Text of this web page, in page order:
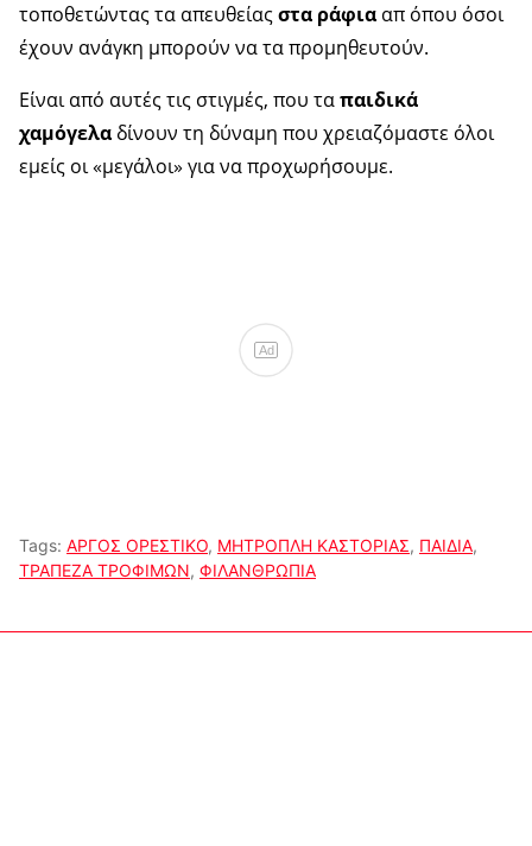
τοποθετώντας τα απευθείαςστα ράφια απ όπου όσοι
έχουν ανάγκη μπορούν να τα προμηθευτούν.
Είναι από αυτές τις στιγμές, που ταπαιδικά
χαμόγελα δίνουν τη δύναμη που χρειαζόμαστε όλοι
εμείς οι «μεγάλοι» για να προχωρήσουμε.
Ad
Tags: ΑΡΓΟΣ ΟΡΕΣΤΙΚΟ, ΜΗΤΡΟΠΛΗ ΚΑΣΤΟΡΙΑΣ, ΠΑΙΔΙΑ,
ΤΡΑΠΕΖΑ ΤΡΟΦΙΜΩΝ, ΦΙΛΑΝΘΡΩΠΙΑ